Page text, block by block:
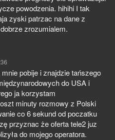
powodzenia. hihihi I tak
zyski patrzac na dane z
zrozumialem.
pobije i znajdzie tańszego
do USA i
ja korzystam
minuty rozmowy z Polski
co 6 sekund od poczatku
przyznac że oferta tele2 juz
do mojego operatora.